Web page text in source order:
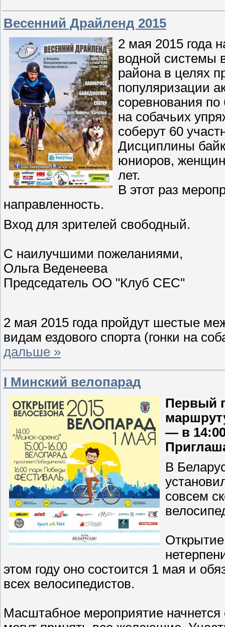
Весенний Драйленд 2015
2 мая 2015 года
водной системы
района в целях
популяризации
соревнования по
на собачьих
соберут 60
Дисциплины
юниоров,
лет.
В этот раз
направленность.
Вход для зрителей свободный.
С наилучшими пожеланиями,
Ольга Веденеева
Председатель ОО "Клуб СЕС"
2 мая 2015 года пройдут шестые
видам ездового спорта (гонки на
дальше »
I Минский велопарад
Первый
— в
В
совсем
этом году оно состоится 1 мая и
всех велосипедистов.
Масштабное мероприятие начнется